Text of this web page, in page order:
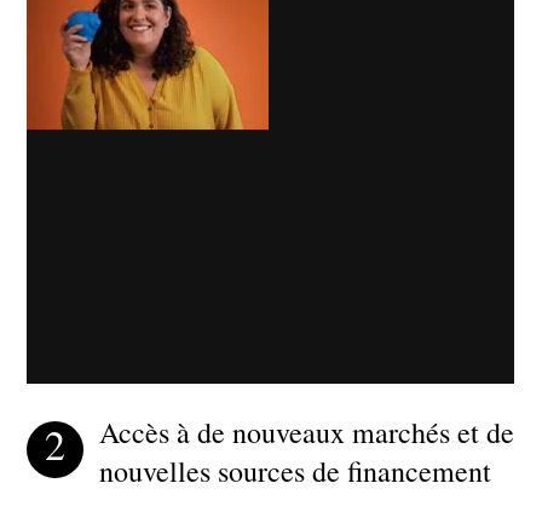
Accès à de nouveaux marchés et de
nouvelles sources de financement